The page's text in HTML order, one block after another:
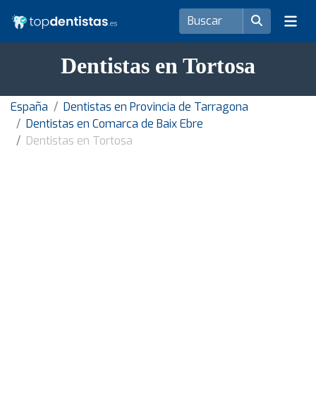
Dentistas en Tortosa
España
Dentistas en Provincia de Tarragona
Dentistas en Comarca de Baix Ebre
Dentistas en Tortosa